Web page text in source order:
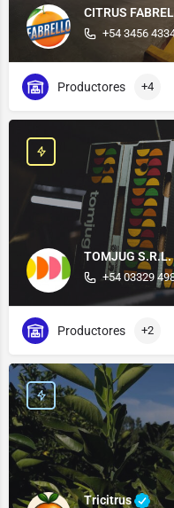
CITRUS
+54 3456
Productores +4
TOMJUG S.R.L.
+54 03329
Productores +2
Tricitrus